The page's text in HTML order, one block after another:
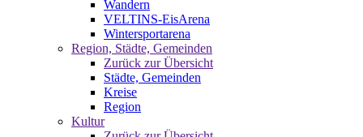
Wandern
VELTINS-EisArena
Wintersportarena
Region, Städte, Gemeinden
Zurück zur Übersicht
Städte, Gemeinden
Kreise
Region
Kultur